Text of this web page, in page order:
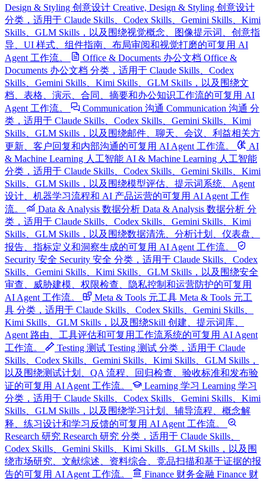
Design & Styling 创意设计 Creative, Design & Styling 创意设计
分类，适用于 Claude Skills、Codex Skills、Gemini Skills、Kimi
Skills、GLM Skills，以及围绕视觉概念、图像提示词、创意指
导、UI 样式、组件指南、布局审阅和视觉打磨的可复用 AI
Agent 工作流。
Office & Documents 办公文档 Office &
Documents 办公文档 分类，适用于 Claude Skills、Codex
Skills、Gemini Skills、Kimi Skills、GLM Skills，以及围绕文
档、表格、演示、合同、摘要和办公知识工作流的可复用 AI
Agent 工作流。
Communication 沟通 Communication 沟通 分
类，适用于 Claude Skills、Codex Skills、Gemini Skills、Kimi
Skills、GLM Skills，以及围绕邮件、聊天、会议、利益相关方
更新、客户回复和内部沟通的可复用 AI Agent 工作流。
AI
& Machine Learning 人工智能 AI & Machine Learning 人工智能
分类，适用于 Claude Skills、Codex Skills、Gemini Skills、Kimi
Skills、GLM Skills，以及围绕模型评估、提示词系统、Agent
设计、机器学习流程和 AI 产品运营的可复用 AI Agent 工作
流。
Data & Analysis 数据分析 Data & Analysis 数据分析 分
类，适用于 Claude Skills、Codex Skills、Gemini Skills、Kimi
Skills、GLM Skills，以及围绕数据清洗、分析计划、仪表盘、
报告、指标定义和洞察生成的可复用 AI Agent 工作流。
Security 安全 Security 安全 分类，适用于 Claude Skills、Codex
Skills、Gemini Skills、Kimi Skills、GLM Skills，以及围绕安全
审查、威胁建模、权限检查、隐私控制和运营防护的可复用
AI Agent 工作流。
Meta & Tools 元工具 Meta & Tools 元工
具 分类，适用于 Claude Skills、Codex Skills、Gemini Skills、
Kimi Skills、GLM Skills，以及围绕Skill 创建、提示词库、
Agent 路由、工具评估和可复用工作流系统的可复用 AI Agent
工作流。
Testing 测试 Testing 测试 分类，适用于 Claude
Skills、Codex Skills、Gemini Skills、Kimi Skills、GLM Skills，
以及围绕测试计划、QA 流程、回归检查、验收标准和发布验
证的可复用 AI Agent 工作流。
Learning 学习 Learning 学习
分类，适用于 Claude Skills、Codex Skills、Gemini Skills、Kimi
Skills、GLM Skills，以及围绕学习计划、辅导流程、概念解
释、练习设计和学习反馈的可复用 AI Agent 工作流。
Research 研究 Research 研究 分类，适用于 Claude Skills、
Codex Skills、Gemini Skills、Kimi Skills、GLM Skills，以及围
绕市场研究、文献综述、资料综合、竞品扫描和基于证据的报
告的可复用 AI Agent 工作流。
Finance 财务金融 Finance 财